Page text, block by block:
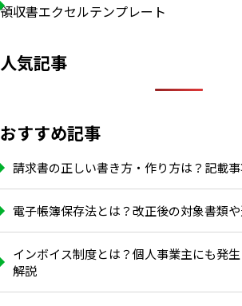
領収書エクセルテンプレート
人気記事
おすすめ記事
請求書の正しい書き方・作り方は？記載
電子帳簿保存法とは？改正後の対象書類
インボイス制度とは？個人事業主にも発
解説